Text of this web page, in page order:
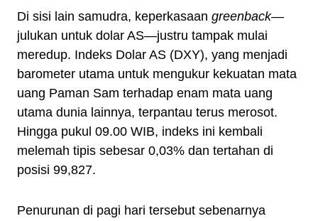
Di sisi lain samudra, keperkasaan greenback—
julukan untuk dolar AS—justru tampak mulai
meredup. Indeks Dolar AS (DXY), yang menjadi
barometer utama untuk mengukur kekuatan mata
uang Paman Sam terhadap enam mata uang
utama dunia lainnya, terpantau terus merosot.
Hingga pukul 09.00 WIB, indeks ini kembali
melemah tipis sebesar 0,03% dan tertahan di
posisi 99,827.
Penurunan di pagi hari tersebut sebenarnya